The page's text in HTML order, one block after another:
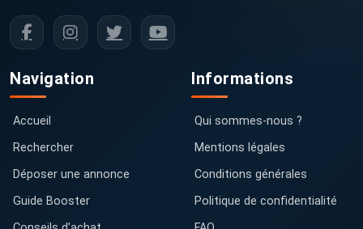
Navigation
Accueil
Rechercher
Déposer une annonce
Guide Booster
Informations
Qui sommes-nous ?
Mentions légales
Conditions générales
Politique de confidentialité